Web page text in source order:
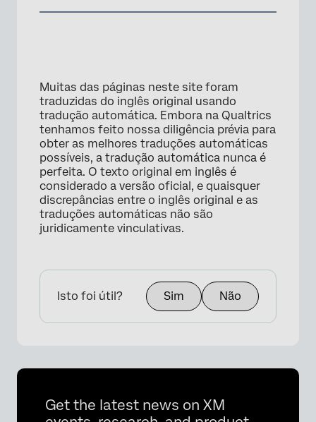
Muitas das páginas neste site foram
traduzidas do inglês original usando
tradução automática. Embora na Qualtrics
tenhamos feito nossa diligência prévia para
obter as melhores traduções automáticas
possíveis, a tradução automática nunca é
perfeita. O texto original em inglês é
considerado a versão oficial, e quaisquer
discrepâncias entre o inglês original e as
traduções automáticas não são
juridicamente vinculativas.
Isto foi útil? Sim Não
Get the latest news on XM